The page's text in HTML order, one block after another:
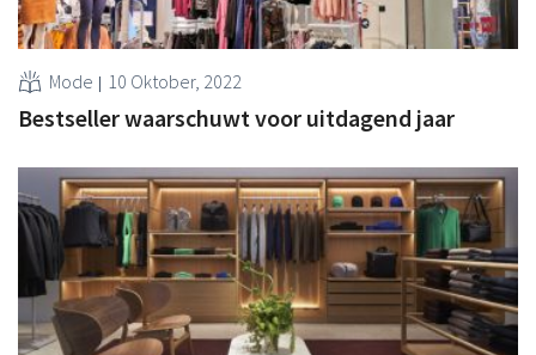
Mode 10 Oktober, 2022
Bestseller waarschuwt voor uitdagend jaar